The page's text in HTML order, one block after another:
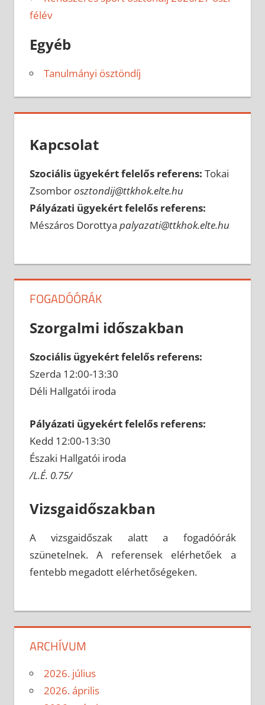
félév
Egyéb
Tanulmányi ösztöndíj
Kapcsolat
Szociális ügyekért felelős referens: Tokai
Zsomborosztondij@ttkhok.elte.hu
Pályázati ügyekért felelős referens:
Mészáros Dorottya palyazati@ttkhok.elte.hu
FOGADÓÓRÁK
Szorgalmi időszakban
Szociális ügyekért felelős referens:
Szerda 12:00-13:30
Déli Hallgatói iroda
Pályázati ügyekért felelős referens:
Kedd 12:00-13:30
Északi Hallgatói iroda
/L.É. 0.75/
Vizsgaidőszakban
A vizsgaidőszak alatt a fogadóórák
szünetelnek. A referensek elérhetőek a
fentebb megadott elérhetőségeken.
ARCHÍVUM
2026. július
2026. április